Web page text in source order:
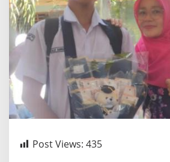
Post Views: 435